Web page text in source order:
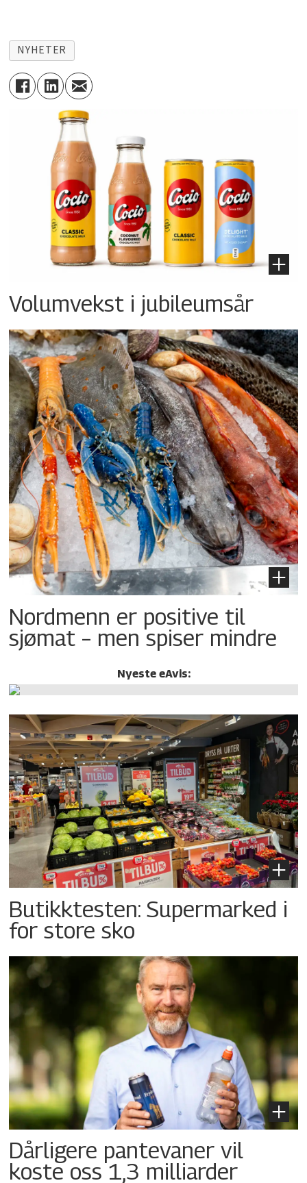
NYHETER
Volumvekst i jubileumsår
Nordmenn er positive til
sjømat – men spiser mindre
Nyeste eAvis:
Butikktesten: Supermarked i
for store sko
Dårligere pantevaner vil
koste oss 1,3 milliarder